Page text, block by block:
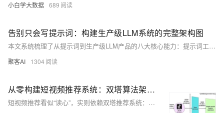
小白学大数据 689
告别只会写提示词：构建生产级LLM系统的完整架构图​
本文系统梳理了从提示词到生产级LLM产品的八大核心能力：提示词工程、上下文工程、微调、RAG、智能体开发、部署、优化与可观测性，助你构建可落地、可迭代的AI产品体系。
聚客AI 1304
从零构建短视频推荐系统：双塔算法架构解析与代码实现
短视频推荐看似“读心”，实则依赖双塔推荐系统：用户塔与物品塔分别将行为与内容编码为向量，通过相似度匹配实现精准推送。本文解析其架构原理、技术实现与工程挑战，揭秘抖音等平台如何用AI抓住你的注意力。